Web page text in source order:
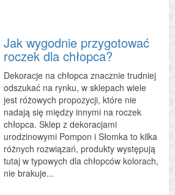
Jak wygodnie przygotować
roczek dla chłopca?
Dekoracje na chłopca znacznie trudniej
odszukać na rynku, w sklepach wiele
jest różowych propozycji, które nie
nadają się między innymi na roczek
chłopca. Sklep z dekoracjami
urodzinowymi Pompon i Słomka to kilka
różnych rozwiązań, produkty występują
tutaj w typowych dla chłopców kolorach,
nie brakuje...